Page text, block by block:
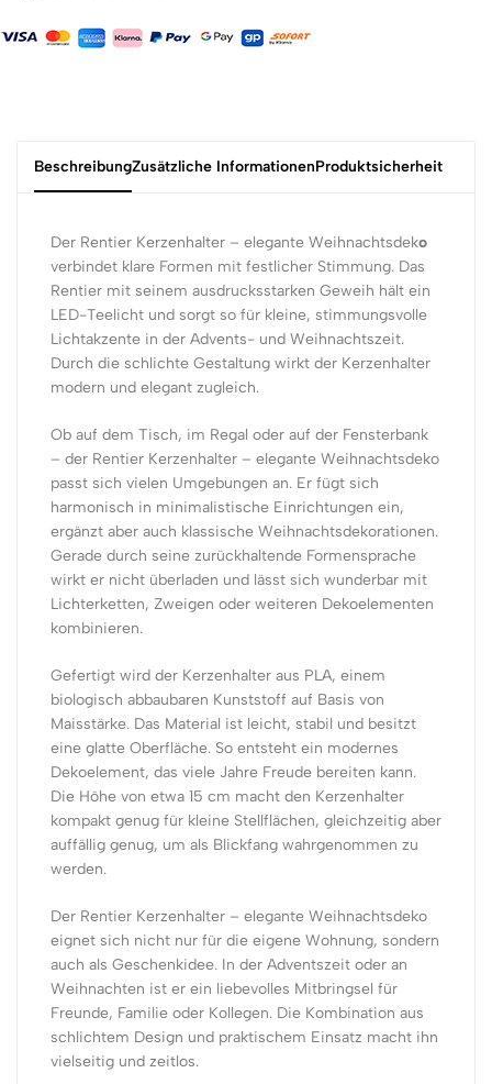
BeschreibungZusätzliche InformationenProduktsicherheit
Der Rentier Kerzenhalter – elegante Weihnachtsdeko
verbindet klare Formen mit festlicher Stimmung. Das
Rentier mit seinem ausdrucksstarken Geweih hält ein
LED-Teelicht und sorgt so für kleine, stimmungsvolle
Lichtakzente in der Advents- und Weihnachtszeit.
Durch die schlichte Gestaltung wirkt der Kerzenhalter
modern und elegant zugleich.
Ob auf dem Tisch, im Regal oder auf der Fensterbank
– der Rentier Kerzenhalter – elegante Weihnachtsdeko
passt sich vielen Umgebungen an. Er fügt sich
harmonisch in minimalistische Einrichtungen ein,
ergänzt aber auch klassische Weihnachtsdekorationen.
Gerade durch seine zurückhaltende Formensprache
wirkt er nicht überladen und lässt sich wunderbar mit
Lichterketten, Zweigen oder weiteren Dekoelementen
kombinieren.
Gefertigt wird der Kerzenhalter aus PLA, einem
biologisch abbaubaren Kunststoff auf Basis von
Maisstärke. Das Material ist leicht, stabil und besitzt
eine glatte Oberfläche. So entsteht ein modernes
Dekoelement, das viele Jahre Freude bereiten kann.
Die Höhe von etwa 15 cm macht den Kerzenhalter
kompakt genug für kleine Stellflächen, gleichzeitig aber
auffällig genug, um als Blickfang wahrgenommen zu
werden.
Der Rentier Kerzenhalter – elegante Weihnachtsdeko
eignet sich nicht nur für die eigene Wohnung, sondern
auch als Geschenkidee. In der Adventszeit oder an
Weihnachten ist er ein liebevolles Mitbringsel für
Freunde, Familie oder Kollegen. Die Kombination aus
schlichtem Design und praktischem Einsatz macht ihn
vielseitig und zeitlos.